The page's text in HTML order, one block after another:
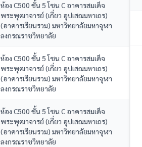
ห้อง C500 ชั้น 5 โซน C อาคารสมเด็จ
พระพุฒาจารย์ (เกี่ยว อุปเสณมหาเถร)
(อาคารเรียนรวม) มหาวิทยาลัยมหาจุฬา
ลงกรณราชวิทยาลัย
ห้อง C500 ชั้น 5 โซน C อาคารสมเด็จ
พระพุฒาจารย์ (เกี่ยว อุปเสณมหาเถร)
(อาคารเรียนรวม) มหาวิทยาลัยมหาจุฬา
ลงกรณราชวิทยาลัย
ห้อง C500 ชั้น 5 โซน C อาคารสมเด็จ
พระพุฒาจารย์ (เกี่ยว อุปเสณมหาเถร)
(อาคารเรียนรวม) มหาวิทยาลัยมหาจุฬา
ลงกรณราชวิทยาลัย